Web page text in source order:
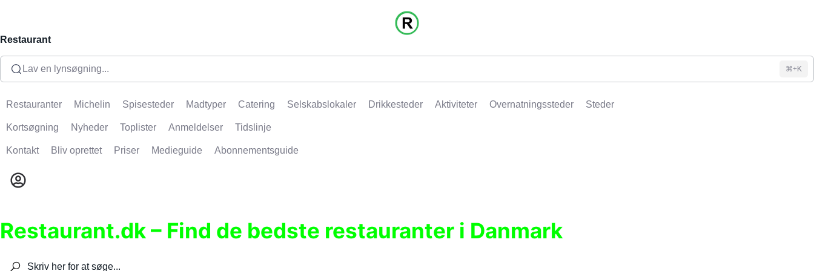
Restaurant
Lav en lynsøgning... ⌘+K
Restauranter Michelin Spisesteder Madtyper Catering Selskabslokaler Drikkesteder Aktiviteter Overnatningssteder Steder
Kortsøgning Nyheder Toplister Anmeldelser Tidslinje
Kontakt Bliv oprettet Priser Medieguide Abonnementsguide
Restaurant.dk – Find de bedste restauranter i Danmark